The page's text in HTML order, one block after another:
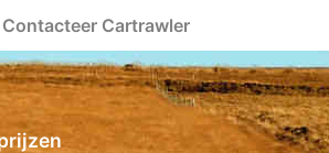
Contacteer Cartrawler